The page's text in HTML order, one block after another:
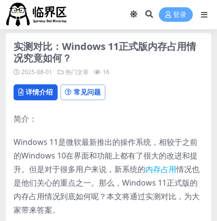
登录
实测对比：Windows 11正式版内存占用情
况究竟如何？
2025-08-01 热门文章 16
详情介绍 常见问题
简介：
Windows 11是微软最新推出的操作系统，相较于之前
的Windows 10在界面和功能上都有了很大的改进和提
升。但是对于很多用户来说，新系统的内存占用情况也
是他们关心的重点之一。那么，Windows 11正式版的
内存占用情况到底如何呢？本文将通过实测对比，为大
家带来答案。